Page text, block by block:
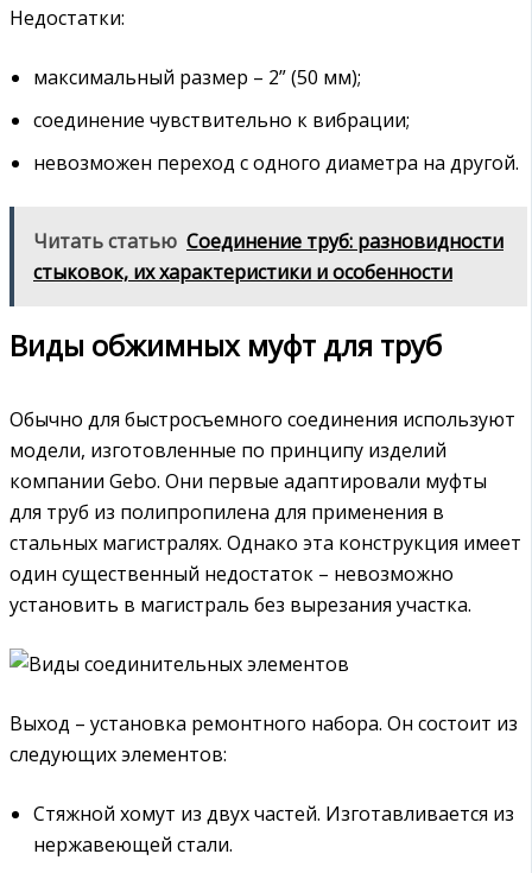
Недостатки:
максимальный размер – 2” (50 мм);
соединение чувствительно к вибрации;
невозможен переход с одного диаметра на другой.
Читать статью Соединение труб: разновидности
стыковок, их характеристики и особенности
Виды обжимных муфт для труб
Обычно для быстросъемного соединения используют
модели, изготовленные по принципу изделий
компании Gebo. Они первые адаптировали муфты
для труб из полипропилена для применения в
стальных магистралях. Однако эта конструкция имеет
один существенный недостаток – невозможно
установить в магистраль без вырезания участка.
Выход – установка ремонтного набора. Он состоит из
следующих элементов:
Стяжной хомут из двух частей. Изготавливается из
нержавеющей стали.